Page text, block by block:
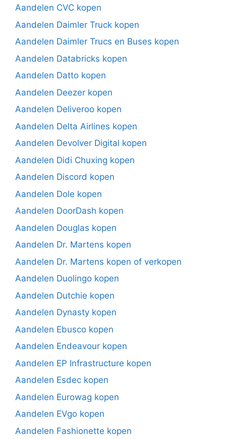
Aandelen CVC kopen
Aandelen Daimler Truck kopen
Aandelen Daimler Trucs en Buses kopen
Aandelen Databricks kopen
Aandelen Datto kopen
Aandelen Deezer kopen
Aandelen Deliveroo kopen
Aandelen Delta Airlines kopen
Aandelen Devolver Digital kopen
Aandelen Didi Chuxing kopen
Aandelen Discord kopen
Aandelen Dole kopen
Aandelen DoorDash kopen
Aandelen Douglas kopen
Aandelen Dr. Martens kopen
Aandelen Dr. Martens kopen of verkopen
Aandelen Duolingo kopen
Aandelen Dutchie kopen
Aandelen Dynasty kopen
Aandelen Ebusco kopen
Aandelen Endeavour kopen
Aandelen EP Infrastructure kopen
Aandelen Esdec kopen
Aandelen Eurowag kopen
Aandelen EVgo kopen
Aandelen Fashionette kopen